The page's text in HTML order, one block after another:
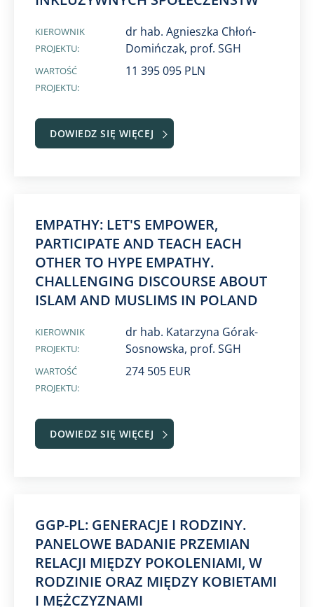
KIEROWNIK
PROJEKTU:
dr hab. Agnieszka Chłoń-
Domińczak, prof. SGH
WARTOŚĆ
PROJEKTU:
11 395 095 PLN
DOWIEDZ SIĘ WIĘCEJ
EMPATHY: LET'S EMPOWER,
PARTICIPATE AND TEACH EACH
OTHER TO HYPE EMPATHY.
CHALLENGING DISCOURSE ABOUT
ISLAM AND MUSLIMS IN POLAND
KIEROWNIK
PROJEKTU:
dr hab. Katarzyna Górak-
Sosnowska, prof. SGH
WARTOŚĆ
PROJEKTU:
274 505 EUR
DOWIEDZ SIĘ WIĘCEJ
GGP-PL: GENERACJE I RODZINY.
PANELOWE BADANIE PRZEMIAN
RELACJI MIĘDZY POKOLENIAMI, W
RODZINIE ORAZ MIĘDZY KOBIETAMI
I MĘŻCZYZNAMI